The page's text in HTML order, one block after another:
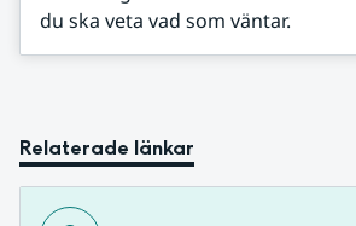
du ska veta vad som väntar.
Relaterade länkar